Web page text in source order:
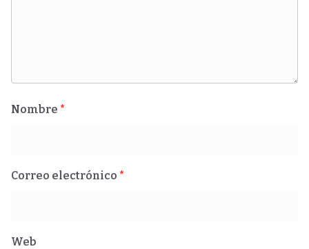
Nombre *
Correo electrónico *
Web